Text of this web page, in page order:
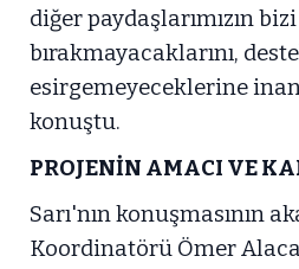
diğer paydaşlarımızın
bırakmayacaklarını,
esirgemeyeceklerine
konuştu.
PROJENİN AMACI VE
Sarı'nın konuşmasının
Koordinatörü Ömer